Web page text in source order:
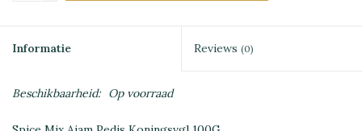
Informatie Reviews (0)
Beschikbaarheid: Op voorraad